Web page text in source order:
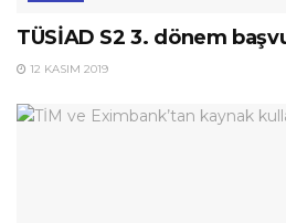
TÜSİAD S2 3. dönem
12 KASIM 2019